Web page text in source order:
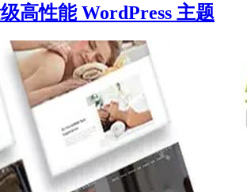
高性能 WordPress 主题